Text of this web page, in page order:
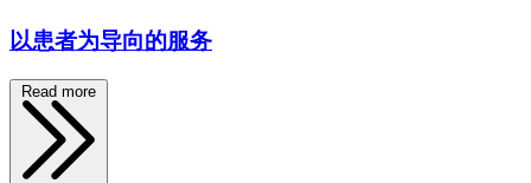
以患者为导向的服务
Read more